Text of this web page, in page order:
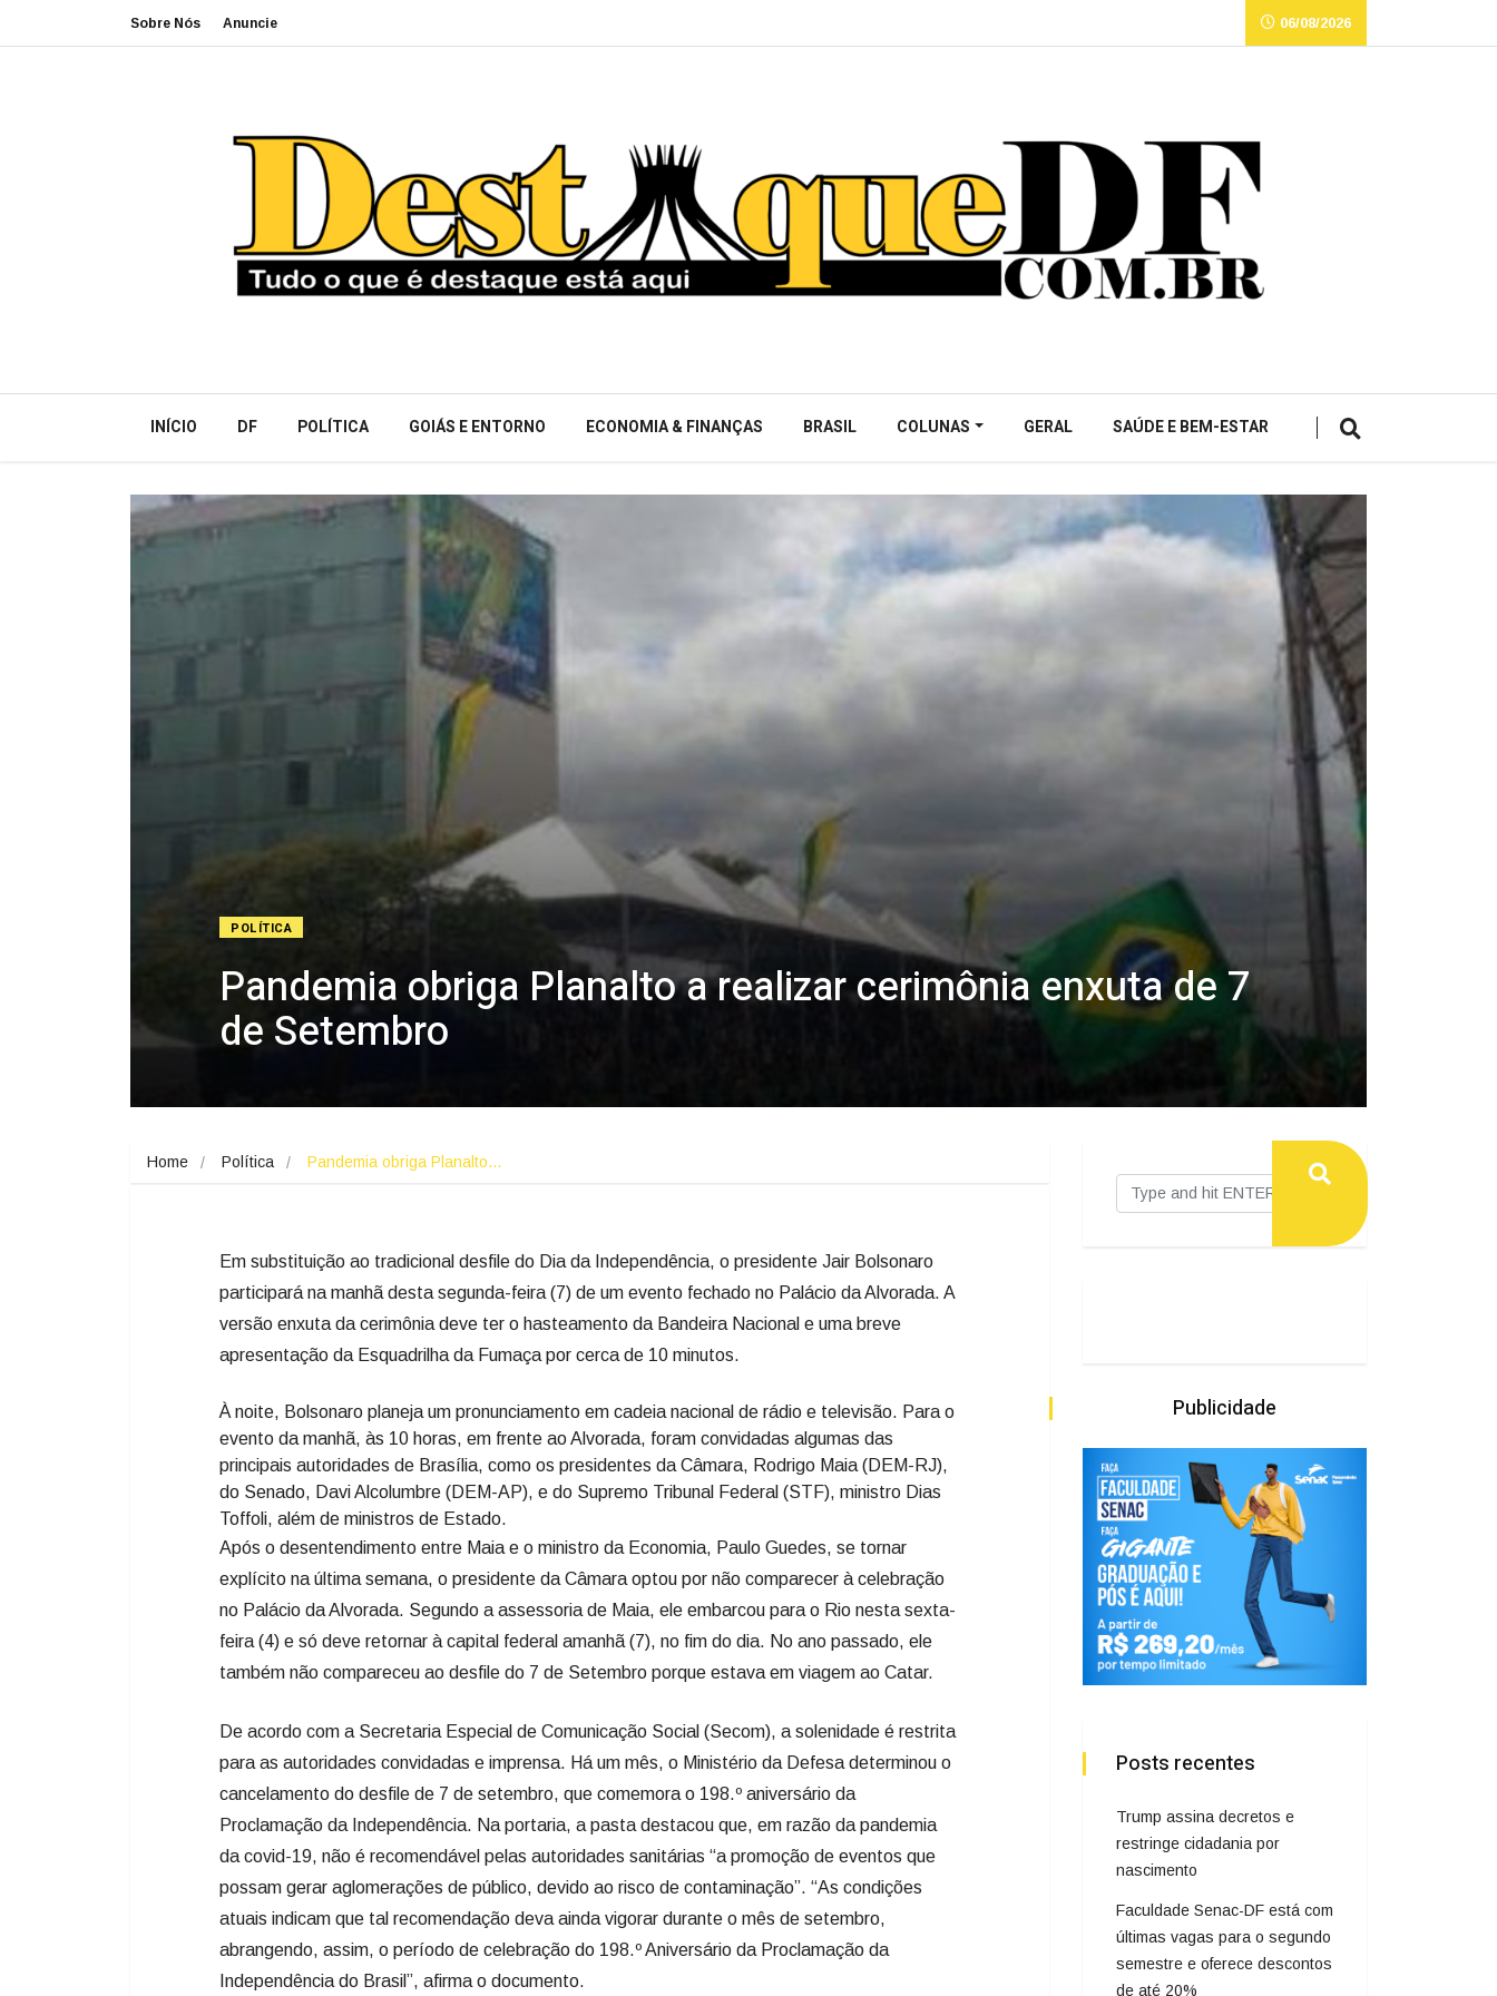
Sobre Nós Anuncie 06/08/2026
INÍCIO DF POLÍTICA GOIÁS E ENTORNO ECONOMIA & FINANÇAS BRASIL COLUNAS GERAL SAÚDE E BEM-ESTAR
POLÍTICA
Pandemia obriga Planalto a realizar cerimônia enxuta de 7
de Setembro
Home Política Pandemia obriga Planalto…
Em substituição ao tradicional desfile do Dia da Independência, o presidente Jair Bolsonaro
participará na manhã desta segunda-feira (7) de um evento fechado no Palácio da Alvorada. A
versão enxuta da cerimônia deve ter o hasteamento da Bandeira Nacional e uma breve
apresentação da Esquadrilha da Fumaça por cerca de 10 minutos.
À noite, Bolsonaro planeja um pronunciamento em cadeia nacional de rádio e televisão. Para o
evento da manhã, às 10 horas, em frente ao Alvorada, foram convidadas algumas das
principais autoridades de Brasília, como os presidentes da Câmara, Rodrigo Maia (DEM-RJ),
do Senado, Davi Alcolumbre (DEM-AP), e do Supremo Tribunal Federal (STF), ministro Dias
Toffoli, além de ministros de Estado.
Após o desentendimento entre Maia e o ministro da Economia, Paulo Guedes, se tornar
explícito na última semana, o presidente da Câmara optou por não comparecer à celebração
no Palácio da Alvorada. Segundo a assessoria de Maia, ele embarcou para o Rio nesta sexta-
feira (4) e só deve retornar à capital federal amanhã (7), no fim do dia. No ano passado, ele
também não compareceu ao desfile do 7 de Setembro porque estava em viagem ao Catar.
De acordo com a Secretaria Especial de Comunicação Social (Secom), a solenidade é restrita
para as autoridades convidadas e imprensa. Há um mês, o Ministério da Defesa determinou o
cancelamento do desfile de 7 de setembro, que comemora o 198.º aniversário da
Proclamação da Independência. Na portaria, a pasta destacou que, em razão da pandemia
da covid-19, não é recomendável pelas autoridades sanitárias “a promoção de eventos que
possam gerar aglomerações de público, devido ao risco de contaminação”. “As condições
atuais indicam que tal recomendação deva ainda vigorar durante o mês de setembro,
abrangendo, assim, o período de celebração do 198.º Aniversário da Proclamação da
Independência do Brasil”, afirma o documento.
Publicidade
Posts recentes
Trump assina decretos e
restringe cidadania por
nascimento
Faculdade Senac-DF está com
últimas vagas para o segundo
semestre e oferece descontos
de até 20%